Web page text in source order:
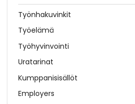
Työnhakuvinkit
Työelämä
Työhyvinvointi
Uratarinat
Kumppanisisällöt
Employers